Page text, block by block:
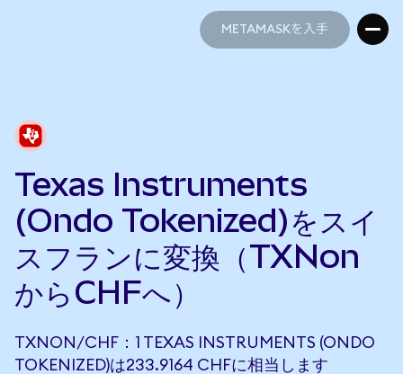
METAMASKを入手
Texas Instruments
(Ondo Tokenized)をスイ
スフランに変換（TXNon
からCHFへ）
TXNON/CHF：1 TEXAS INSTRUMENTS (ONDO
TOKENIZED)は233.9164 CHFに相当します